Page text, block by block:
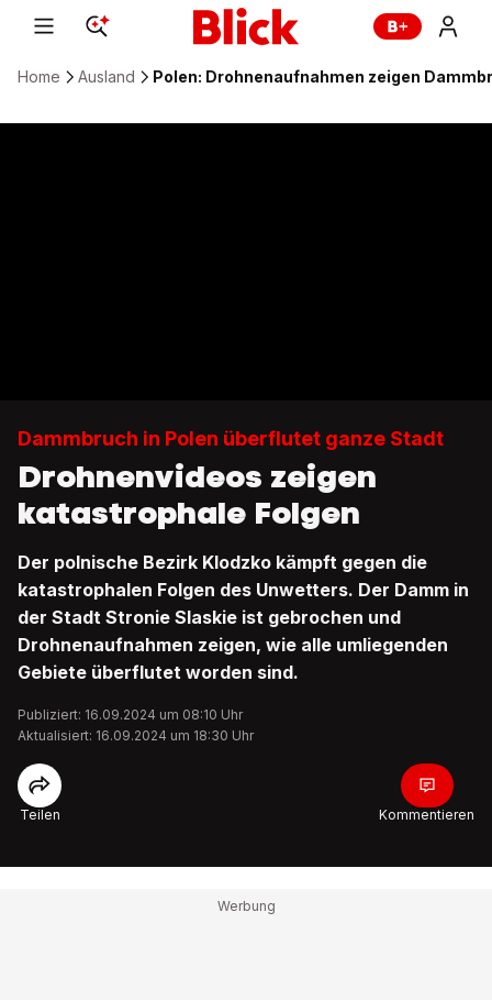
Home Ausland Polen: Drohnenaufnahmen zeigen
Dammbruch in Polen überflutet ganze Stadt
Drohnenvideos zeigen
katastrophale Folgen
Der polnische Bezirk Klodzko kämpft gegen die
katastrophalen Folgen des Unwetters. Der Damm in
der Stadt Stronie Slaskie ist gebrochen und
Drohnenaufnahmen zeigen, wie alle umliegenden
Gebiete überflutet worden sind.
Publiziert: 16.09.2024 um 08:10 Uhr
Aktualisiert: 16.09.2024 um 18:30 Uhr
Teilen Kommentieren